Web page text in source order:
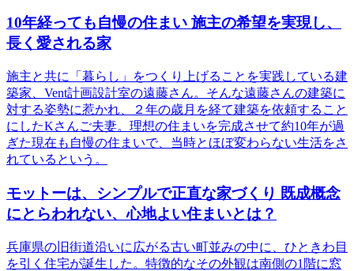
10年経っても自慢の住まい 施主の希望を実現し、
長く愛される家
施主と共に「暮らし」をつくり上げることを実践している建
築家、Vent計画設計室の遠藤さん。そんな遠藤さんの建築に
対する姿勢に惹かれ、２年の歳月を経て建築を依頼すること
にしたKさんご夫妻。理想の住まいを完成させて約10年が過
ぎた現在も自慢の住まいで、当時とほぼ変わらない生活をさ
れているという。
モットーは、シンプルで正直な家づくり 既成概念
にとらわれない、心地よい住まいとは？
兵庫県の旧街道沿いに広がる古い町並みの中に、ひときわ目
を引く住宅が誕生した。特徴的なその外観は南側の1階に窓